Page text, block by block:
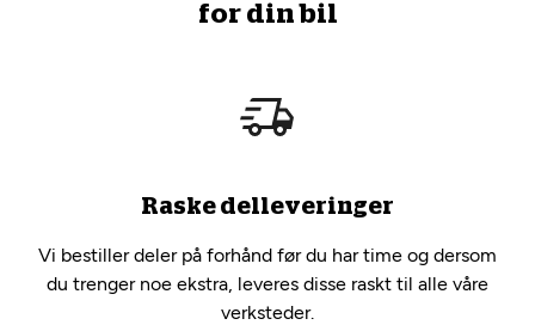
for din bil
Raske delleveringer
Vi bestiller deler på forhånd før du har time og dersom
du trenger noe ekstra, leveres disse raskt til alle våre
verksteder.